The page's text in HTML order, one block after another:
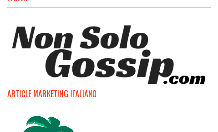
ARTICLE MARKETING ITALIANO